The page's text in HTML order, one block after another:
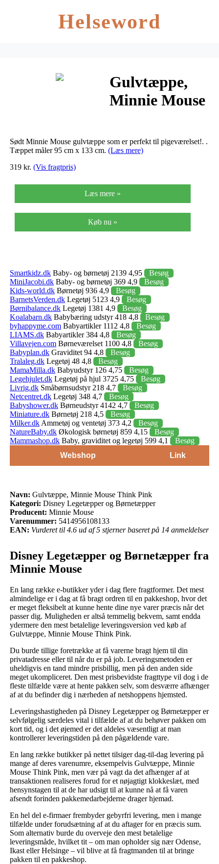
Helseword
Gulvtæppe,
Minnie Mouse
Sødt Minnie Mouse gulvtæppe som er perfekt til pigeværelset!. .
Tæppet måler 95 cm x 133 cm. (Læs mere)
319 kr. (Vis fragtpris)
Læs mere »
Køb nu »
Smartkidz.dk Baby- og børnetøj 2139 4,95
Besøg
MiniJacobi.dk Baby- og børnetøj 369 4,9
Besøg
Kids-world.dk Børnetøj 936 4,9
Besøg
BarnetsVerden.dk Legetøj 5123 4,9
Besøg
Børnibalance.dk Legetøj 1381 4,9
Besøg
Koalabarn.dk Babybæring udstyr 418 4,8
Besøg
byhappyme.com Babyartikler 1112 4,8
Besøg
LIAMS.dk Babyartikler 384 4,8
Besøg
Villavejen.com Børneværelset 1100 4,8
Besøg
Babyplan.dk Graviditet 94 4,8
Besøg
Tralaleg.dk Legetøj 48 4,8
Besøg
MamaMilla.dk Babyudstyr 126 4,75
Besøg
Legehjulet.dk Legetøj på hjul 3725 4,75
Besøg
Livrig.dk Småbørnsudstyr 218 4,7
Besøg
Netcentret.dk Legetøj 348 4,7
Besøg
Babyshower.dk Børneudstyr 4142 4,7
Besøg
Miniature.dk Børnetøj 218 4,5
Besøg
Milker.dk Ammetøj og ventetøj 373 4,2
Besøg
NatureBaby.dk Økologisk børnetøj 859 4,15
Besøg
Mammashop.dk Baby, graviditet og legetøj 599 4,1
Besøg
Webshop
Link
Navn: Gulvtæppe, Minnie Mouse Think Pink
Kategori: Disney Legetæpper og Børnetæpper
Producent: Minnie Mouse
Varenummer: 5414956108133
EAN: Vurderet til 4.6 ud af 5 stjerner baseret på 14 anmeldelser
Disney Legetæpper og Børnetæpper fra
Minnie Mouse
En lang række e-butikker yder i dag flere fragtformer. Det mest
almindelige er i dag at få bragt ordren til en pakkeshop, hvor det
er meget fleksibelt at kunne hente dine nye varer præcis når det
passer dig. Muligheden er altså temmelig bekvem, samt endda
ydermere den mest betalelige leveringsversion ved køb af
Gulvtæppe, Minnie Mouse Think Pink.
Du burde tillige foretrække at få varerne bragt hjem til din
privatadresse eller til når du er på job. Leveringsmetoden er
uheldigvis en tand mindre prisbillig, men på den anden side
meget ukompliceret. Den mest prisbevidste fragttype vil dog i de
fleste tilfælde være at hente pakken selv, som desværre afhænger
af at du befinder dig i nærheden af netshoppens hjemsted.
Leveringshastigheden på Disney Legetæpper og Børnetæpper er
selvfølgelig særdeles vital i tilfælde af at du behøver pakken om
kort tid, og i det øjemed er det aldeles væsentligt at man
kontrollerer leveringstiden på den pågældende vare.
En lang række butikker på nettet tilsiger dag-til-dag levering på
mange af deres varenumre, eksempelvis Gulvtæppe, Minnie
Mouse Think Pink, men vær på vagt da det afhænger af at
transaktionen realiseres forud for et nøjagtigt klokkeslæt, med
hensynstagen til at de har udsigt til at kunne nå at få varen
afsendt forinden pakkemedarbejderne drager hjemad.
En hel del e-firmaer frembyder gebyrfri levering, men i mange
tilfælde under forudsætning af at du aftager for en præcis sum.
Som alternativ burde du overveje den mest betalelige
leveringsmåde, hvilket tit – om man opholder sig nær Odense,
Ikast eller Helsinge – vil blive at få fragtmanden til at bringe
pakken til en pakkeshop.